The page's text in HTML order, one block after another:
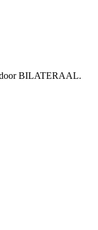
BILATERAAL.